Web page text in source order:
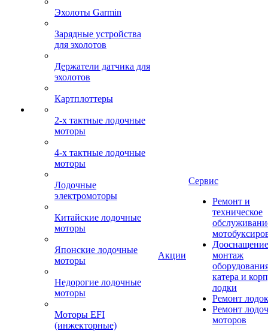
Эхолоты Garmin
Зарядные устройства
для эхолотов
Держатели датчика для
эхолотов
Картплоттеры
2-х тактные лодочные
моторы
4-х тактные лодочные
моторы
Лодочные
электромоторы
Китайские лодочные
моторы
Японские лодочные
моторы
Недорогие лодочные
моторы
Моторы EFI
(инжекторные)
Акции
Сервис
Ремонт и
техническое
монтаж
катера и
лодки
Ремонт
Ремонт
моторов